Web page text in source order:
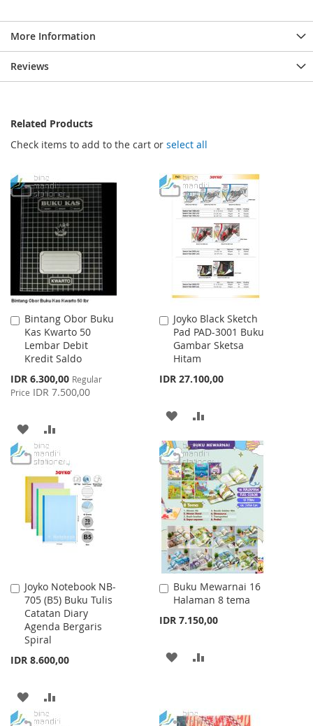
More Information
Reviews
Related Products
Check items to add to the cart or select all
Bintang Obor Buku
Kas Kwarto 50
Lembar Debit
Kredit Saldo
Special
Price
IDR 6.300,00 Regular
Price IDR 7.500,00
Add
to
Cart
ADD
TO
WISH
LIST
TO
COMPARE
Joyko Black Sketch
Pad PAD-3001 Buku
Gambar Sketsa
Hitam
IDR 27.100,00
Add
to
Cart
ADD
TO
WISH
LIST
TO
COMPARE
Joyko Notebook NB-
705 (B5) Buku Tulis
Catatan Diary
Agenda Bergaris
Spiral
IDR 8.600,00
Add
to
Cart
ADD
TO
TO
Buku Mewarnai 16
Halaman 8 tema
IDR 7.150,00
Add
to
ADD